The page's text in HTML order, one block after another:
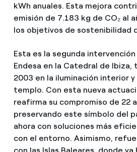
kWh anuales. Esta mejora
emisión de 7.183 kg de CO₂ al
los objetivos de sostenibilidad
Esta es la segunda
Endesa en la Catedral de Ibiza,
2003 en la iluminación interior
templo. Con esta nueva
reafirma su compromiso de 22
preservando este símbolo del
ahora con soluciones más
con el entorno. Asimismo,